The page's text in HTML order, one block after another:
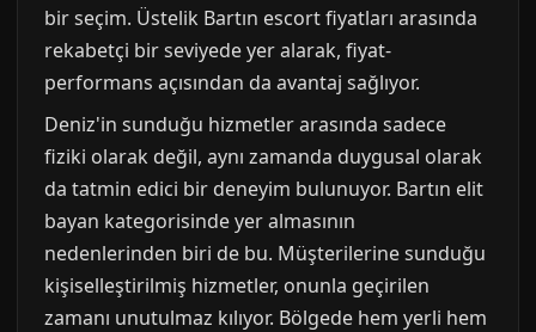
bir seçim. Üstelik Bartın escort fiyatları arasında
rekabetçi bir seviyede yer alarak, fiyat-
performans açısından da avantaj sağlıyor.
Deniz'in sunduğu hizmetler arasında sadece
fiziki olarak değil, aynı zamanda duygusal olarak
da tatmin edici bir deneyim bulunuyor. Bartın elit
bayan kategorisinde yer almasının
nedenlerinden biri de bu. Müşterilerine sunduğu
kişiselleştirilmiş hizmetler, onunla geçirilen
zamanı unutulmaz kılıyor. Bölgede hem yerli hem